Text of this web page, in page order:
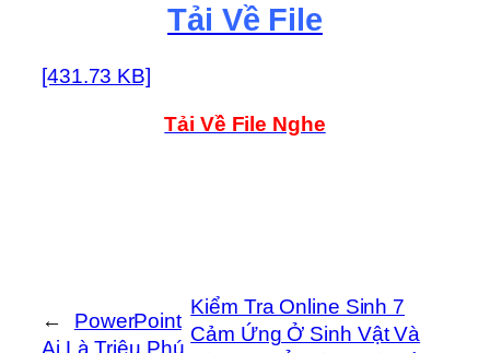
Tải Về File
[431.73 KB]
Tải Về File Nghe
←
PowerPoint
Ai Là Triệu Phú
Kiểm Tra Online Sinh 7
Cảm Ứng Ở Sinh Vật Và